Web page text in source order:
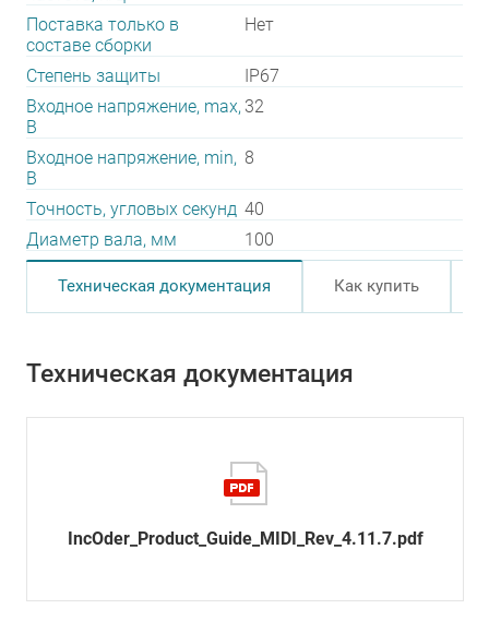
Поставка только в
составе сборки
Нет
Степень защиты
IP67
Входное напряжение, max,
В
32
Входное напряжение, min,
В
8
Точность, угловых секунд 40
Диаметр вала, мм
100
Техническая документация Как купить
Техническая документация
IncOder_Product_Guide_MIDI_Rev_4.11.7.pdf